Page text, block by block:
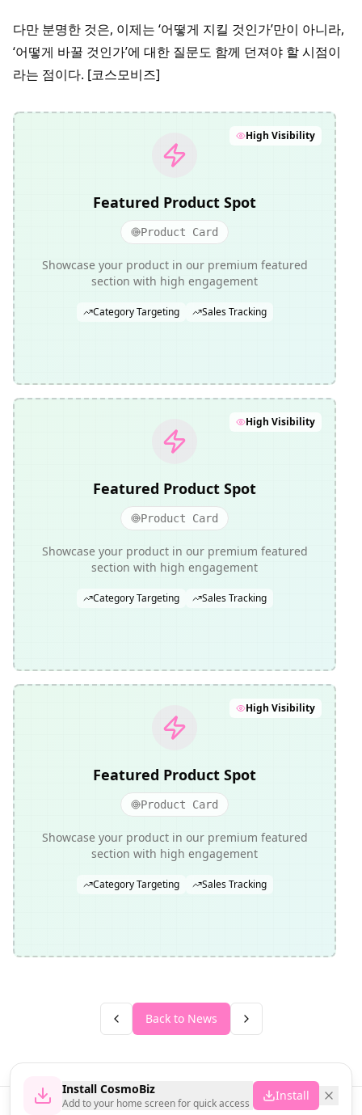
다만 분명한 것은, 이제는 ‘어떻게 지킬 것인가’만이 아니라,
‘어떻게 바꿀 것인가’에 대한 질문도 함께 던져야 할 시점이
라는 점이다. [코스모비즈]
Featured Product Spot
Product Card
Showcase your product in our premium featured
section with high engagement
Category Targeting Sales Tracking
High Visibility
Featured Product Spot
Product Card
Showcase your product in our premium featured
section with high engagement
Category Targeting Sales Tracking
High Visibility
Featured Product Spot
Product Card
Showcase your product in our premium featured
section with high engagement
Category Targeting Sales Tracking
High Visibility
Back to News
Install CosmoBiz
Add to your home screen for quick access
Install